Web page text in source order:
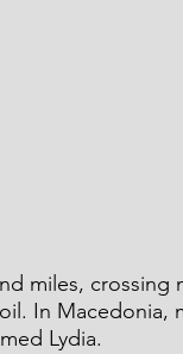
miles, crossing
In Macedonia,
Lydia.